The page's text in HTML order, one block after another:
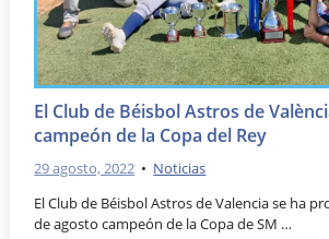
El Club de Béisbol Astros de
campeón de la Copa del Rey
29 agosto, 2022 • Noticias
El Club de Béisbol Astros de Valencia se ha
de agosto campeón de la Copa de SM …